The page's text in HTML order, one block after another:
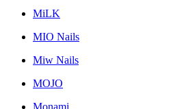
MiLK
MIO Nails
Miw Nails
MOJO
Monami